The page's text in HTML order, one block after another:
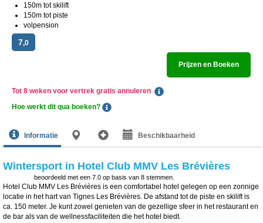
150m tot skilift
150m tot piste
volpension
7,0
Prijzen en Boeken
Tot 8 weken voor vertrek gratis annuleren
Hoe werkt dit qua boeken?
Informatie Beschikbaarheid
Wintersport in Hotel Club MMV Les Brévières
beoordeeld met een 7.0 op basis van 8 stemmen.
Hotel Club MMV Les Brévières is een comfortabel hotel gelegen op een zonnige
locatie in het hart van Tignes Les Brévières. De afstand tot de piste en skilift is
ca. 150 meter. Je kunt zowel genieten van de gezellige sfeer in het restaurant en
de bar als van de wellnessfaciliteiten die het hotel biedt.